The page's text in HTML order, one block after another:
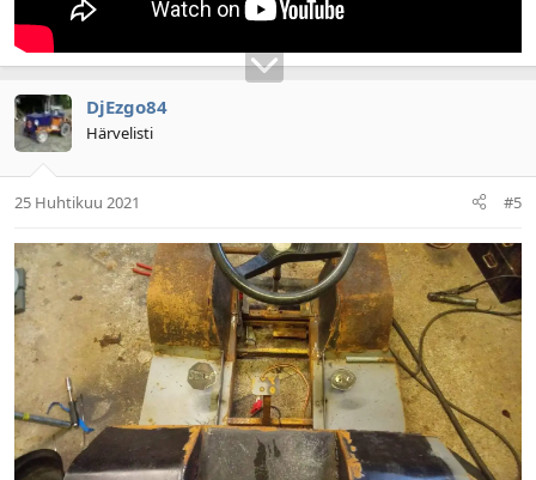
DjEzgo84
Härvelisti
25 Huhtikuu 2021 #5